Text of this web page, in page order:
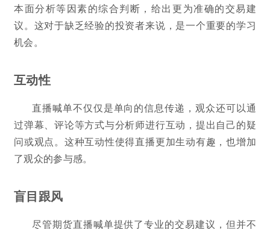
本面分析等因素的综合判断，给出更为准确的交易建
议。这对于缺乏经验的投资者来说，是一个重要的学习
机会。
互动性
直播喊单不仅仅是单向的信息传递，观众还可以通
过弹幕、评论等方式与分析师进行互动，提出自己的疑
问或观点。这种互动性使得直播更加生动有趣，也增加
了观众的参与感。
盲目跟风
尽管期货直播喊单提供了专业的交易建议，但并不